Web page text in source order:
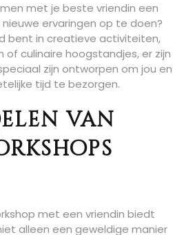
met je beste vriendin een
ervaringen op te doen?
bent in creatieve activiteiten,
of culinaire hoogstandjes, er zijn
zijn ontworpen om jou en
tijd te bezorgen.
van
met een vriendin biedt
alleen een geweldige manier